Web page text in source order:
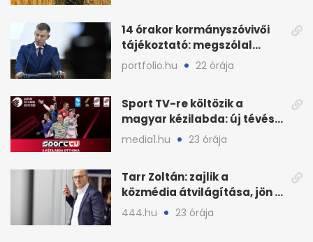
14 órakor kormányszóvivői
tájékoztató: megszólal
Magyar Péter is
portfolio.hu 22 órája
Sport TV-re költözik a
magyar kézilabda: új tévés
megállapodás
media1.hu 23 órája
Tarr Zoltán: zajlik a
közmédia átvilágítása, jön a
nyilvános véleményezés
444.hu 23 órája